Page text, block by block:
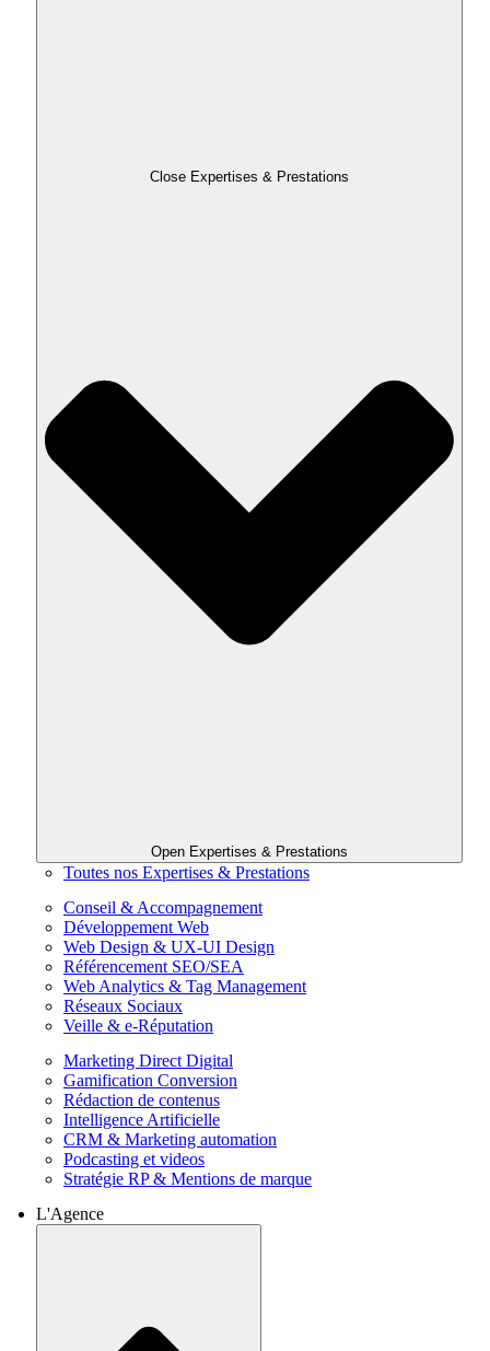
Close Expertises & Prestations
Open Expertises & Prestations
Toutes nos Expertises & Prestations
Conseil & Accompagnement
Développement Web
Web Design & UX-UI Design
Référencement SEO/SEA
Web Analytics & Tag Management
Réseaux Sociaux
Veille & e-Réputation
Marketing Direct Digital
Gamification Conversion
Rédaction de contenus
Intelligence Artificielle
CRM & Marketing automation
Podcasting et videos
Stratégie RP & Mentions de marque
L'Agence